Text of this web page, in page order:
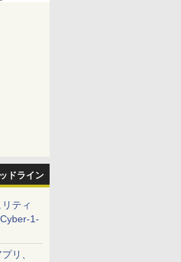
ドライン
ティ
1-
リ、